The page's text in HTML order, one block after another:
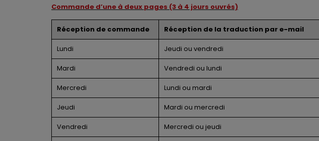
Commande d’une à deux pages (3 à 4 jours ouvrés)
Réception de commande Réception de la traduction par e-mail
Lundi Jeudi ou vendredi
Mardi Vendredi ou lundi
Mercredi Lundi ou mardi
Jeudi Mardi ou mercredi
Vendredi Mercredi ou jeudi